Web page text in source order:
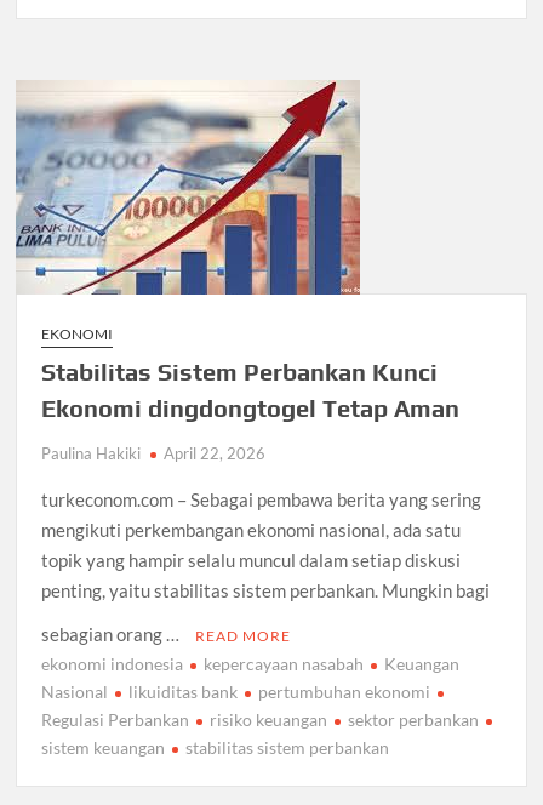
EKONOMI
Stabilitas Sistem Perbankan Kunci
Ekonomi dingdongtogel Tetap Aman
Paulina Hakiki April 22, 2026
turkeconom.com – Sebagai pembawa berita yang sering
mengikuti perkembangan ekonomi nasional, ada satu
topik yang hampir selalu muncul dalam setiap diskusi
penting, yaitu stabilitas sistem perbankan. Mungkin bagi
sebagian orang …
READ MORE
ekonomi indonesia kepercayaan nasabah
Keuangan
Nasional
likuiditas bank
pertumbuhan ekonomi
Regulasi Perbankan
risiko keuangan
sektor perbankan
sistem keuangan
stabilitas sistem perbankan